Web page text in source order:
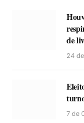
de
24
7 de